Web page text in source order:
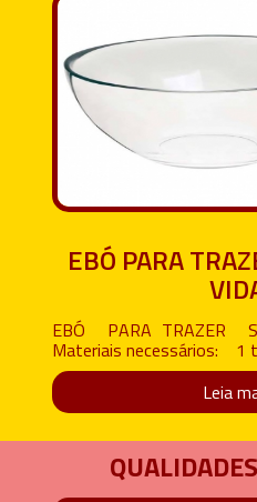
EBÓ PARA
EBÓ PARA TRAZER
Materiais necessários: 1
Leia